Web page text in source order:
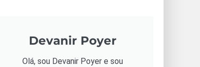
Devanir Poyer
Olá, sou Devanir Poyer e sou